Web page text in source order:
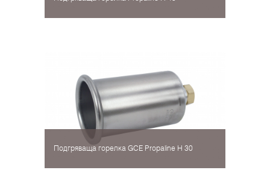
Подгряваща горелка GCE Propaline H 30